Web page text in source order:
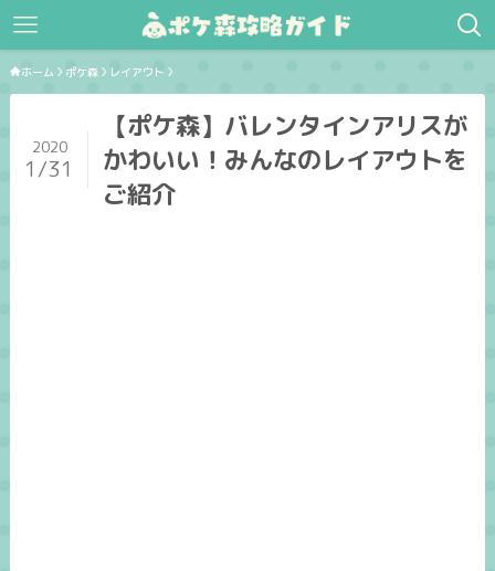
ホーム ポケ森 レイアウト
【ポケ森】バレンタインアリスが
かわいい！みんなのレイアウトを
ご紹介
2020
1/31